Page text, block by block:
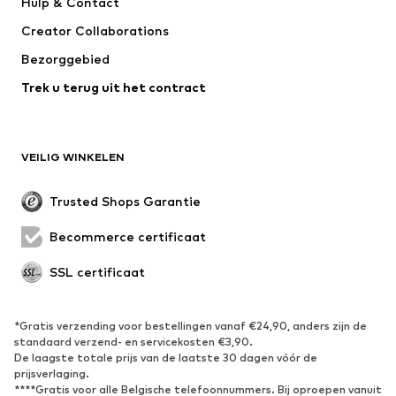
WE Fashion
Creator Collaborations
Bezorggebied
Trek u terug uit het contract
VEILIG WINKELEN
Trusted Shops Garantie
Becommerce certificaat
SSL certificaat
*Gratis verzending voor bestellingen vanaf €24,90, anders zijn de
standaard verzend- en servicekosten €3,90.
De laagste totale prijs van de laatste 30 dagen vóór de
prijsverlaging.
****Gratis voor alle Belgische telefoonnummers. Bij oproepen vanuit